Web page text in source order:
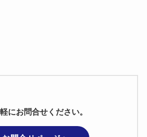
にお問合せください。